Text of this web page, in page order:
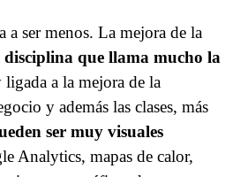
ser menos. La mejora de la
disciplina que llama mucho la
ligada a la mejora de la
y además las clases, más
ser muy visuales
Analytics, mapas de calor,